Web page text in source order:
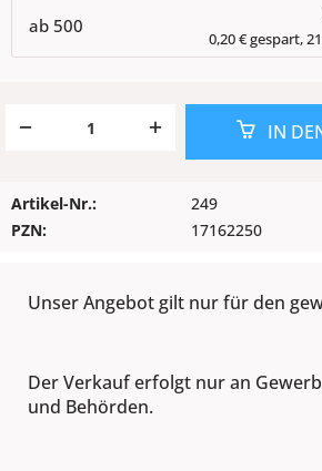
ab 500
0,20 € gespart,
IN
Artikel-Nr.:
249
PZN:
17162250
Unser Angebot gilt nur für den
Der Verkauf erfolgt nur an
und Behörden.